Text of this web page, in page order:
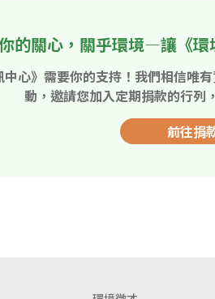
的關心，關乎環境—讓《環
中心》需要你的支持！我們相信唯
動，邀請您加入定期捐款的行列
前往捐